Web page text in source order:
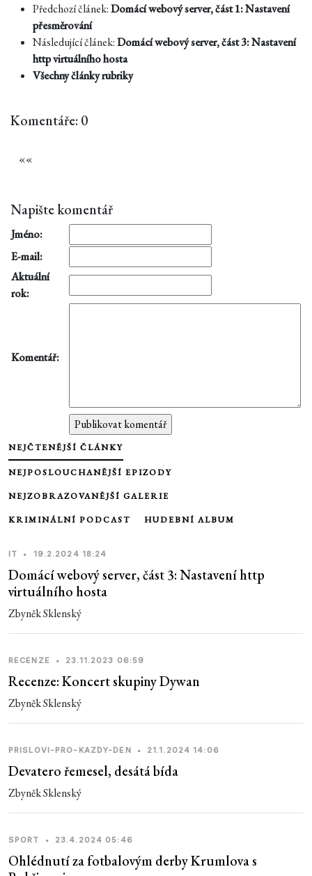
Předchozí článek:Domácí webový server, část 1: Nastavení
přesměrování
Následující článek:Domácí webový server, část 3: Nastavení
http virtuálního hosta
Všechny články rubriky
Komentáře: 0
««
Napište komentář
Jméno:
E-mail:
Aktuální
rok:
Komentář:
NEJČTENĚJŠÍ ČLÁNKY
NEJPOSLOUCHANĚJŠÍ EPIZODY
NEJZOBRAZOVANĚJŠÍ GALERIE
KRIMINÁLNÍ PODCAST HUDEBNÍ ALBUM
IT • 19.2.2024 18:24
Domácí webový server, část 3: Nastavení http
virtuálního hosta
Zbyněk Sklenský
RECENZE • 23.11.2023 06:59
Recenze: Koncert skupiny Dywan
Zbyněk Sklenský
PRISLOVI-PRO-KAZDY-DEN • 21.1.2024 14:06
Devatero řemesel, desátá bída
Zbyněk Sklenský
SPORT • 23.4.2024 05:46
Ohlédnutí za fotbalovým derby Krumlova s